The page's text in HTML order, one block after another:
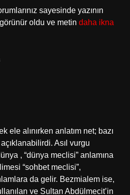
sayesinde yazının
oldu ve metin daha ikna
ele alınırken anlatım net; bazı
Asıl vurgu
, “dünya meclisi” anlamına
“sohbet meclisi”,
da gelir. Bezmialem ise,
ve Sultan Abdülmecit’in